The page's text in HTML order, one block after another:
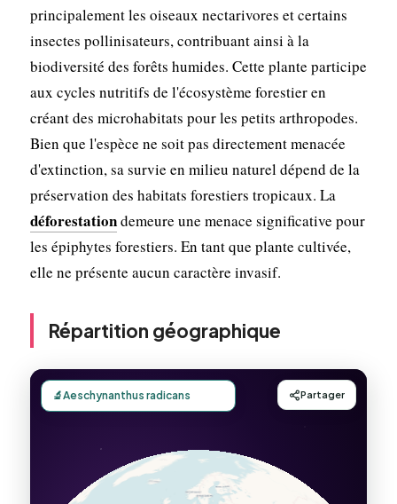
principalement les oiseaux nectarivores et certains
insectes pollinisateurs, contribuant ainsi à la
biodiversité des forêts humides. Cette plante participe
aux cycles nutritifs de l'écosystème forestier en
créant des microhabitats pour les petits arthropodes.
Bien que l'espèce ne soit pas directement menacée
d'extinction, sa survie en milieu naturel dépend de la
préservation des habitats forestiers tropicaux. La
déforestationdemeure une menace significative pour
les épiphytes forestiers. En tant que plante cultivée,
elle ne présente aucun caractère invasif.
Répartition géographique